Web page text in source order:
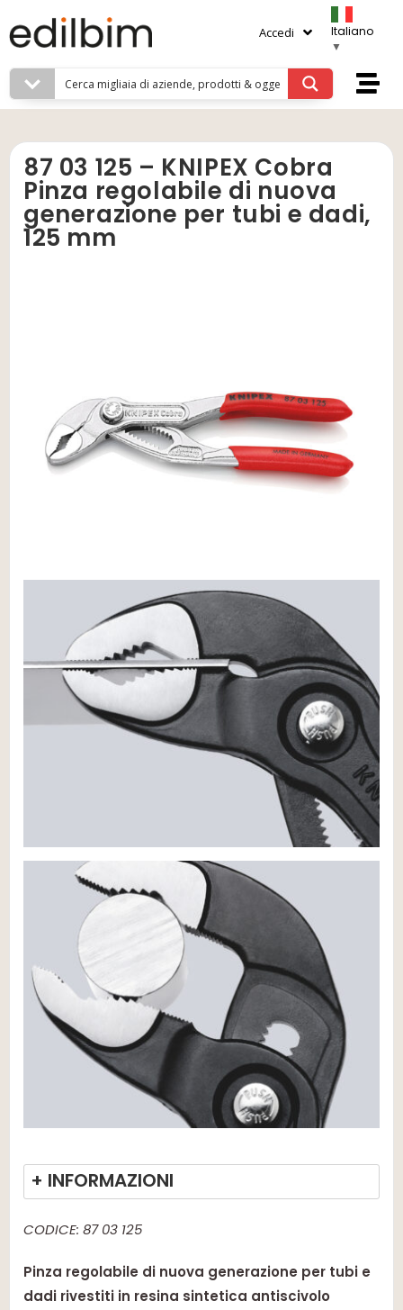
Accedi
Italiano
▼
87 03 125 – KNIPEX Cobra
Pinza regolabile di nuova
generazione per tubi e dadi,
125 mm
+ INFORMAZIONI
CODICE: 87 03 125
Pinza regolabile di nuova generazione per tubi e
dadi rivestiti in resina sintetica antiscivolo